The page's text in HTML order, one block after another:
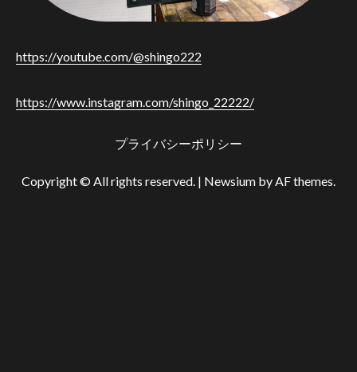
https://youtube.com/@shingo222
https://www.instagram.com/shingo_22222/
プライバシーポリシー
Copyright © All rights reserved. | Newsium by AF themes.